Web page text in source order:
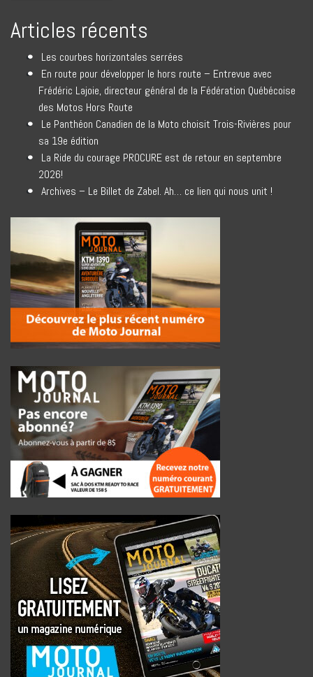
Articles récents
Les courbes horizontales serrées
En route pour développer le hors route – Entrevue avec
Frédéric Lajoie, directeur général de la Fédération Québécoise
des Motos Hors Route
Le Panthéon Canadien de la Moto choisit Trois-Rivières pour
sa 19e édition
La Ride du courage PROCURE est de retour en septembre
2026!
Archives – Le Billet de Zabel. Ah… ce lien qui nous unit !